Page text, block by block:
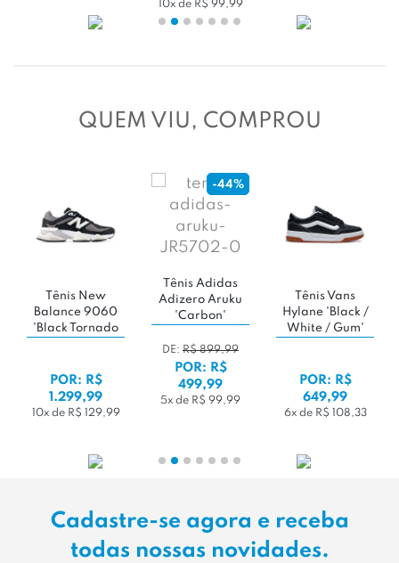
QUEM VIU, COMPROU
Tênis New
Balance 9060
'Black Tornado
POR: R$
1.299,99
10x de R$ 129,99
-44%
Tênis Adidas
Adizero Aruku
'Carbon'
DE: R$ 899,99
POR: R$
499,99
5x de R$ 99,99
Tênis Vans
Hylane 'Black /
White / Gum'
POR: R$
649,99
6x de R$ 108,33
Cadastre-se agora e receba
todas nossas novidades.